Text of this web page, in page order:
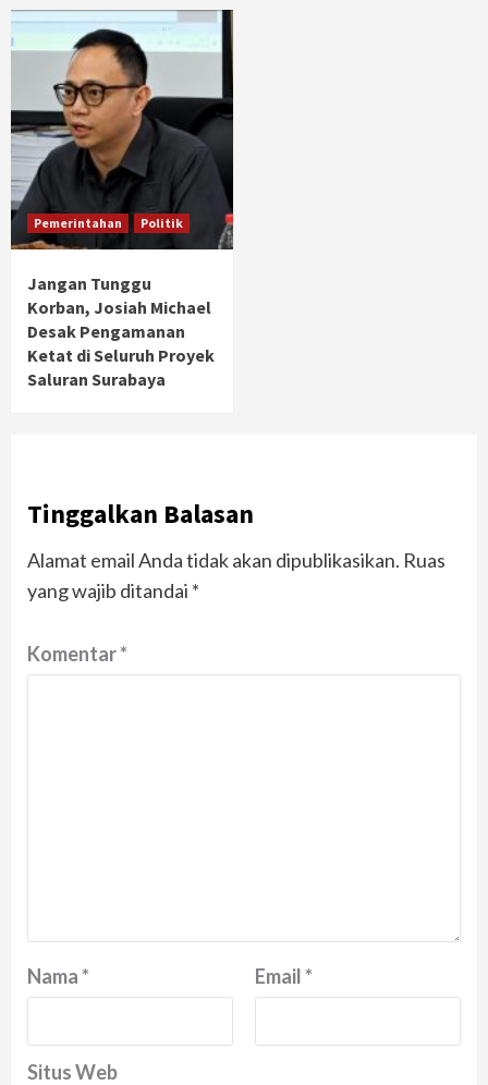
Pemerintahan Politik
Jangan Tunggu
Korban, Josiah Michael
Desak Pengamanan
Ketat di Seluruh Proyek
Saluran Surabaya
Tinggalkan Balasan
Alamat email Anda tidak akan dipublikasikan. Ruas
yang wajib ditandai *
Komentar*
Nama* Email*
Situs Web